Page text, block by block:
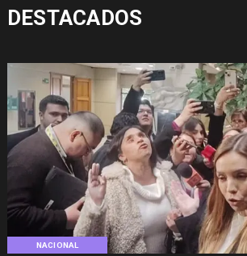
NACIONAL
DESTACADOS